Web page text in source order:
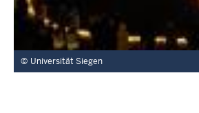
Universität Siegen